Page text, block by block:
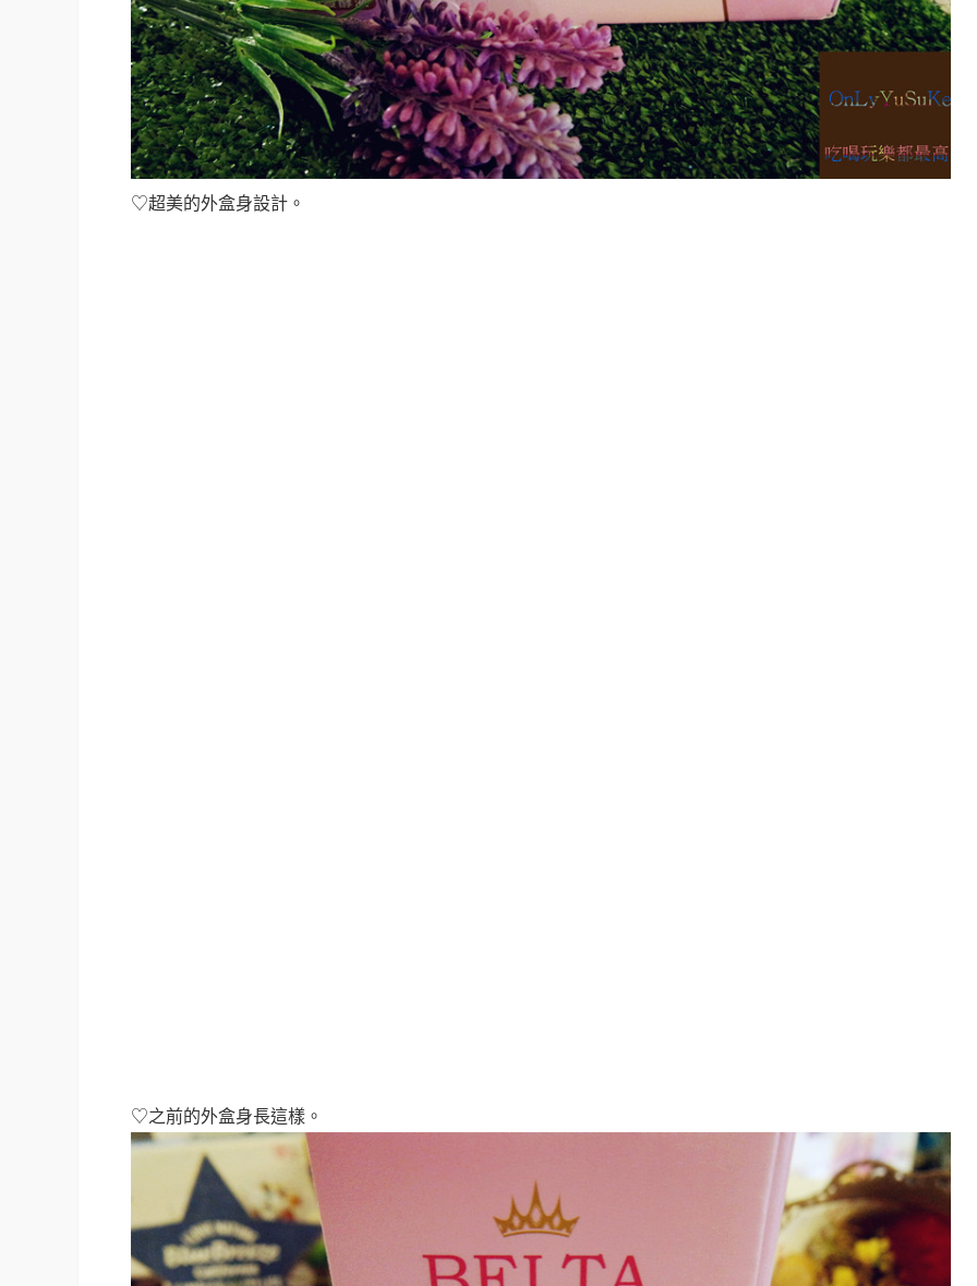
♡超美的外盒身設計。
♡之前的外盒身長這樣。